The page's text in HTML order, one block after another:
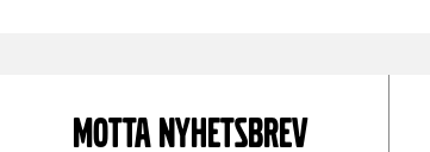
MOTTA NYHETSBREV